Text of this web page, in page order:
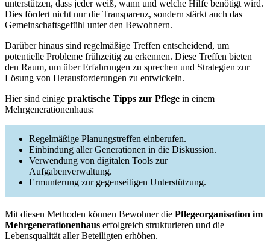
unterstützen, dass jeder weiß, wann und welche Hilfe benötigt wird.
Dies fördert nicht nur die Transparenz, sondern stärkt auch das
Gemeinschaftsgefühl unter den Bewohnern.
Darüber hinaus sind regelmäßige Treffen entscheidend, um
potentielle Probleme frühzeitig zu erkennen. Diese Treffen bieten
den Raum, um über Erfahrungen zu sprechen und Strategien zur
Lösung von Herausforderungen zu entwickeln.
Hier sind einige praktische Tipps zur Pflege in einem
Mehrgenerationenhaus:
Regelmäßige Planungstreffen einberufen.
Einbindung aller Generationen in die Diskussion.
Verwendung von digitalen Tools zur
Aufgabenverwaltung.
Ermunterung zur gegenseitigen Unterstützung.
Mit diesen Methoden können Bewohner die Pflegeorganisation im
Mehrgenerationenhaus erfolgreich strukturieren und die
Lebensqualität aller Beteiligten erhöhen.